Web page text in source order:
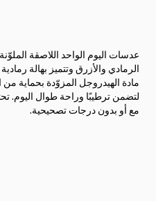
عدسات اليوم الواحد اللاصقة
الرمادي والأزرق وتتميز بهالة
مادة الهيدروجل المزوّدة بحماية
مع أو بدون درجات تصحيحية.